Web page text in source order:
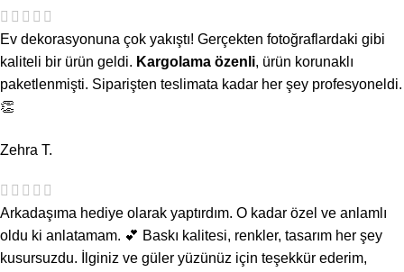
Ev dekorasyonuna çok yakıştı! Gerçekten fotoğraflardaki gibi
kaliteli bir ürün geldi. Kargolama özenli, ürün korunaklı
paketlenmişti. Siparişten teslimata kadar her şey profesyoneldi.
👏
Zehra T.
Arkadaşıma hediye olarak yaptırdım. O kadar özel ve anlamlı
oldu ki anlatamam. 💕 Baskı kalitesi, renkler, tasarım her şey
kusursuzdu. İlginiz ve güler yüzünüz için teşekkür ederim,